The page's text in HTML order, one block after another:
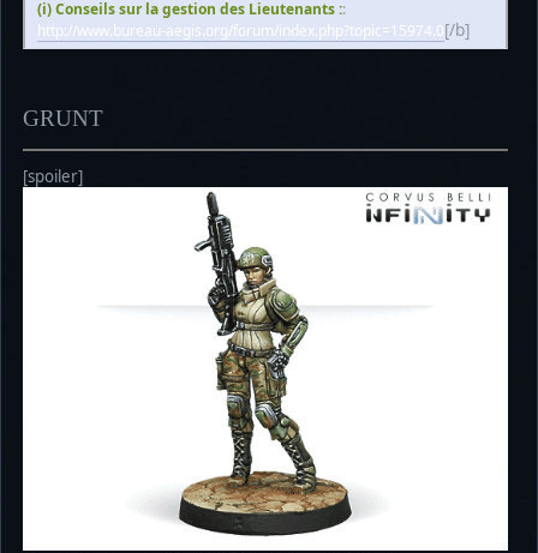
(i) Conseils sur la gestion des Lieutenants ::
http://www.bureau-aegis.org/forum/index.php?topic=15974.0[/b]
GRUNT
[spoiler]